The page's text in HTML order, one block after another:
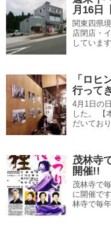
月16日
関東四県
店閉店・
していま
「ロヒ
行って
4月1日の
した。 【
だいてお
茂林寺
開催!!
茂林寺で
に開催で
林寺で毎